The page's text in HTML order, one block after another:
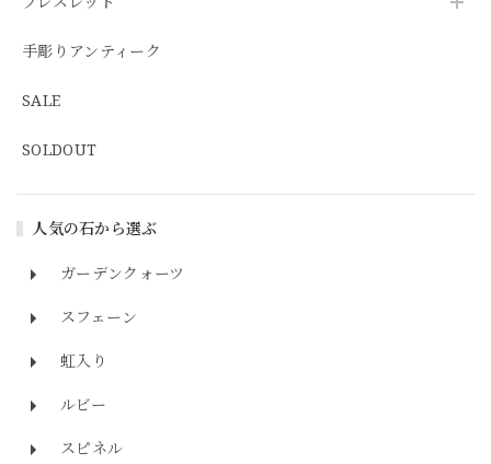
手彫りアンティーク
SALE
SOLDOUT
人気の石から選ぶ
ガーデンクォーツ
スフェーン
虹入り
ルビー
スピネル